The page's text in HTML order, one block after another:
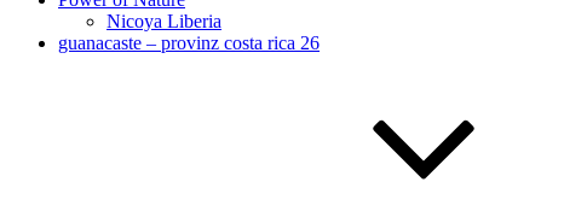
Nicoya Liberia
guanacaste – provinz costa rica 26